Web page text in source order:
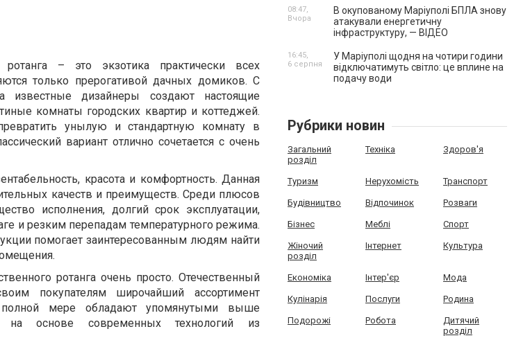
– это экзотика практически всех
только прерогативой дачных домиков. С
дизайнеры создают настоящие
комнаты городских квартир и коттеджей.
унылую и стандартную комнату в
вариант отлично сочетается с очень
красота и комфортность. Данная
качеств и преимуществ. Среди плюсов
исполнения, долгий срок эксплуатации,
и резким перепадам температурного режима.
помогает заинтересованным людям найти
ротанга очень просто. Отечественный
покупателям широчайший ассортимент
мере обладают упомянутыми выше
основе современных технологий из
В окупованому Маріуполі БПЛА знову
атакували енергетичну
інфраструктуру, — ВІДЕО
08:47,
Вчора
У Маріуполі щодня на чотири години
відключатимуть світло: це вплине на
подачу води
16:45,
6 серпня
Рубрики новин
Загальний
розділ
Техніка Здоров'я
Туризм Нерухомість Транспорт
Будівництво Відпочинок Розваги
Бізнес Меблі Спорт
Жіночий
розділ
Інтернет Культура
Економіка Інтер'єр Мода
Кулінарія Послуги Родина
Подорожі Робота
Дитячий
розділ